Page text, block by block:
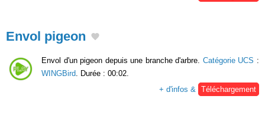
Envol pigeon
Envol d'un pigeon depuis une branche d'arbre. Catégorie UCS :
WINGBird . Durée : 00:02.
+ d'infos &
Téléchargement